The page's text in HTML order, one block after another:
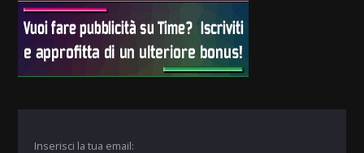
Inserisci la tua email: